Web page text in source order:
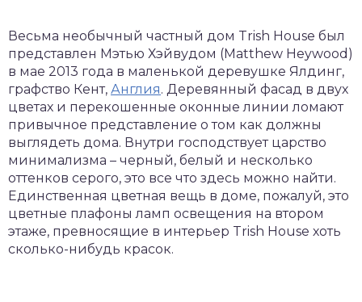
Весьма необычный частный дом Trish House был
представлен Мэтью Хэйвудом (Matthew Heywood)
в мае 2013 года в маленькой деревушке Ялдинг,
графство Кент, Англия. Деревянный фасад в двух
цветах и перекошенные оконные линии ломают
привычное представление о том как должны
выглядеть дома. Внутри господствует царство
минимализма – черный, белый и несколько
оттенков серого, это все что здесь можно найти.
Единственная цветная вещь в доме, пожалуй, это
цветные плафоны ламп освещения на втором
этаже, превносящие в интерьер Trish House хоть
сколько-нибудь красок.